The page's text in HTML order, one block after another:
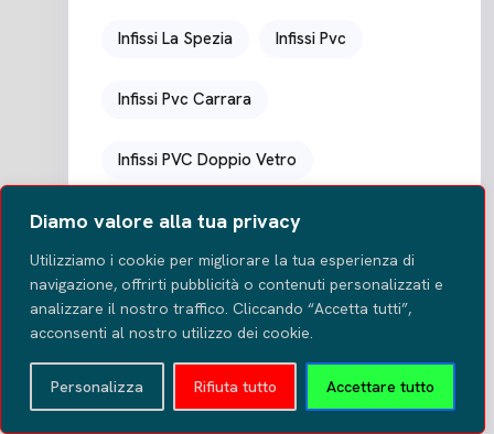
Diamo valore alla tua privacy
Utilizziamo i cookie per migliorare la tua esperienza di
navigazione, offrirti pubblicità o contenuti personalizzati e
analizzare il nostro traffico. Cliccando “Accetta tutti”,
acconsenti al nostro utilizzo dei cookie.
Personalizza Rifiuta tutto Accettare tutto
Infissi La Spezia Infissi Pvc
Infissi Pvc Carrara
Infissi PVC Doppio Vetro
Infissi Pvc La Spezia
Installazione Infissi La Spezia
Installazione Infissi PVC